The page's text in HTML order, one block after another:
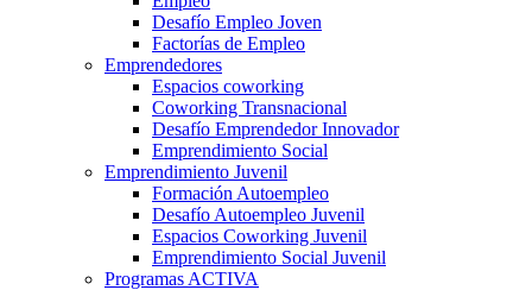
Desafío Empleo Joven
Factorías de Empleo
Emprendedores
Espacios coworking
Coworking Transnacional
Desafío Emprendedor Innovador
Emprendimiento Social
Emprendimiento Juvenil
Formación Autoempleo
Desafío Autoempleo Juvenil
Espacios Coworking Juvenil
Emprendimiento Social Juvenil
Programas ACTIVA